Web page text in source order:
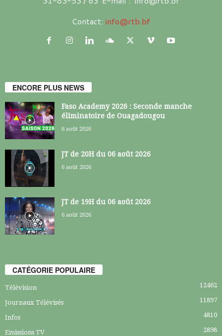
Contact: info@rtb.bf
ENCORE PLUS NEWS
Faso Academy 2026 : Seconde manche
éliminatoire de Ouagadougou
6 août 2026
JT de 20H du 06 août 2026
6 août 2026
JT de 19H du 06 août 2026
6 août 2026
CATÉGORIE POPULAIRE
Télévision 12462
Journaux Télévisés 11897
Infos 4810
Emissions TV 2898